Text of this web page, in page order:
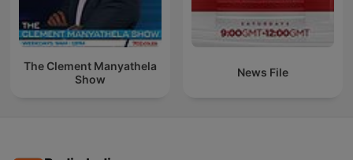
The Clement Manyathela
Show
News File